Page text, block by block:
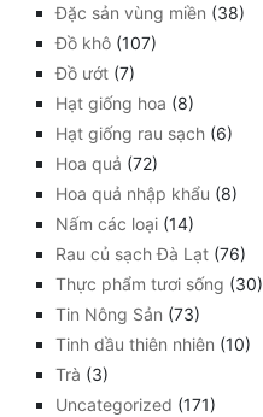
Đặc sản vùng miền (38)
Đồ khô (107)
Đồ ướt (7)
Hạt giống hoa (8)
Hạt giống rau sạch (6)
Hoa quả (72)
Hoa quả nhập khẩu (8)
Nấm các loại (14)
Rau củ sạch Đà Lạt (76)
Thực phẩm tươi sống (30)
Tin Nông Sản (73)
Tinh dầu thiên nhiên (10)
Trà (3)
Uncategorized (171)